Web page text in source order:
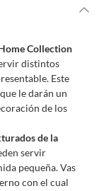
Collection
distintos
Este
le darán un
de los
de la
servir
pequeña. Vas
con el cual